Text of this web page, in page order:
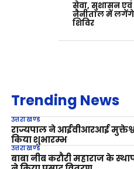
सेवा, सुशासन
नैनीताल में लगेंगे
शिविर
Trending News
उत्तराखण्ड
राज्यपाल ने आईवीआरआई
किया शुभारम्भ
उत्तराखण्ड
बाबा नीब करौरी महाराज के